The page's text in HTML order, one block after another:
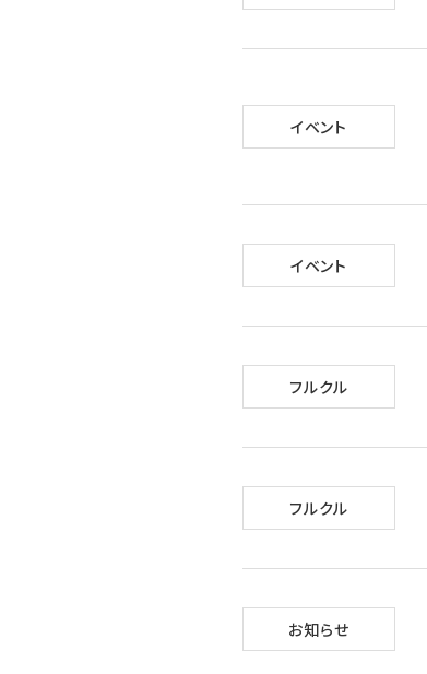
イベント
イベント
フルクル
フルクル
お知らせ